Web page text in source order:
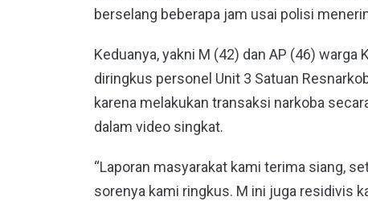
berselang beberapa jam usai polisi
Keduanya, yakni M (42) dan AP (46)
diringkus personel Unit 3 Satuan
karena melakukan transaksi narkoba
dalam video singkat.
“Laporan masyarakat kami terima siang,
sorenya kami ringkus. M ini juga residivis